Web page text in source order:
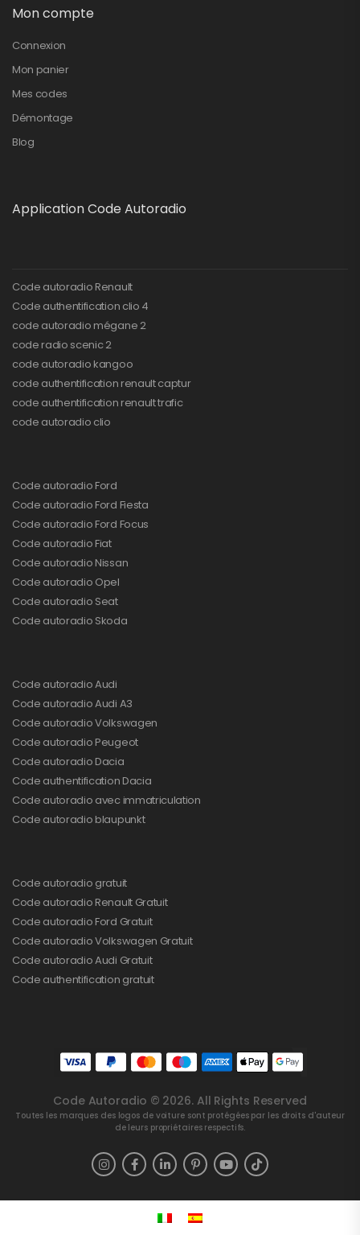
Mon compte
Connexion
Mon panier
Mes codes
Démontage
Blog
Application Code Autoradio
Code autoradio Renault
Code authentification clio 4
code autoradio mégane 2
code radio scenic 2
code autoradio kangoo
code authentification renault captur
code authentification renault trafic
code autoradio clio
Code autoradio Ford
Code autoradio Ford Fiesta
Code autoradio Ford Focus
Code autoradio Fiat
Code autoradio Nissan
Code autoradio Opel
Code autoradio Seat
Code autoradio Skoda
Code autoradio Audi
Code autoradio Audi A3
Code autoradio Volkswagen
Code autoradio Peugeot
Code autoradio Dacia
Code authentification Dacia
Code autoradio avec immatriculation
Code autoradio blaupunkt
Code autoradio gratuit
Code autoradio Renault Gratuit
Code autoradio Ford Gratuit
Code autoradio Volkswagen Gratuit
Code autoradio Audi Gratuit
Code authentification gratuit
Code Autoradio © 2026. All Rights Reserved
Toutes les marques des logos de voiture sont protégées par les droits d'auteur
de leurs propriétaires respectifs.